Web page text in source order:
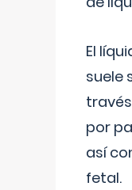
El
suele
por
así
fetal.